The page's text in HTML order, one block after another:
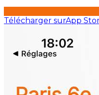
Télécharger surApp